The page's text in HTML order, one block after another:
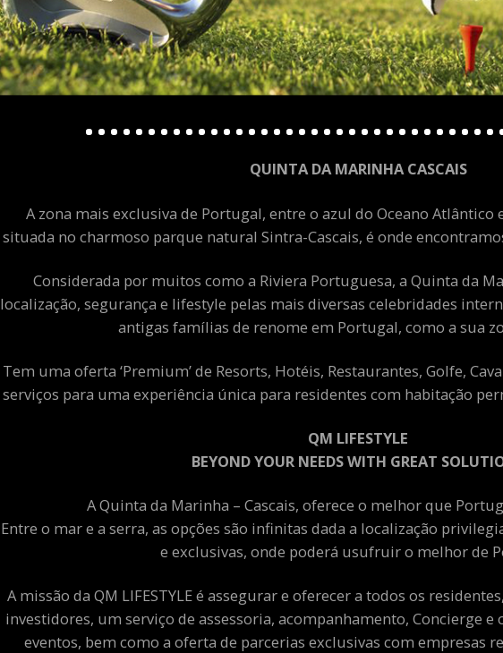
QUINTA DA MARINHA CASCAIS
A zona mais exclusiva de Portugal, entre o azul do Oceano Atlântico
situada no charmoso parque natural Sintra-Cascais, é onde
Considerada por muitos como a Riviera Portuguesa, a Quinta da
localização, segurança e lifestyle pelas mais diversas celebridades
antigas famílias de renome em Portugal, como a sua
Tem uma oferta ‘Premium’ de Resorts, Hotéis, Restaurantes, Golfe,
serviços para uma experiência única para residentes com habitação
QM LIFESTYLE
BEYOND YOUR NEEDS WITH GREAT
A Quinta da Marinha – Cascais, oferece o melhor que
Entre o mar e a serra, as opções são infinitas dada a localização
e exclusivas, onde poderá usufruir o melhor de
A missão da QM LIFESTYLE é assegurar e oferecer a todos os
investidores, um serviço de assessoria, acompanhamento, Concierge e
eventos, bem como a oferta de parcerias exclusivas com empresas